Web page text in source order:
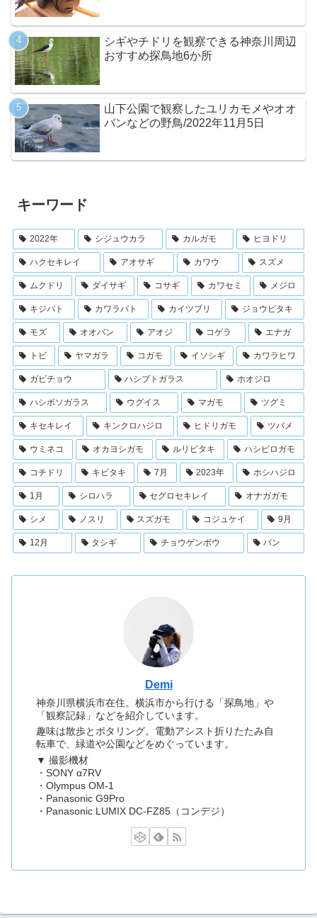
シギやチドリを観察できる神奈川周辺
おすすめ探鳥地6か所
山下公園で観察したユリカモメやオオ
バンなどの野鳥/2022年11月5日
キーワード
2022年 シジュウカラ カルガモ ヒヨドリ
ハクセキレイ アオサギ カワウ スズメ
ムクドリ ダイサギ コサギ カワセミ メジロ
キジバト カワラバト カイツブリ ジョウビタキ
モズ オオバン アオジ コゲラ エナガ
トビ ヤマガラ コガモ イソシギ カワラヒワ
ガビチョウ ハシブトガラス ホオジロ
ハシボソガラス ウグイス マガモ ツグミ
キセキレイ キンクロハジロ ヒドリガモ ツバメ
ウミネコ オカヨシガモ ルリビタキ ハシビロガモ
コチドリ キビタキ 7月 2023年 ホシハジロ
1月 シロハラ セグロセキレイ オナガガモ
シメ ノスリ スズガモ コジュケイ 9月
12月 タシギ チョウゲンボウ バン
Demi
神奈川県横浜市在住。横浜市から行ける「探鳥地」や
「観察記録」などを紹介しています。
趣味は散歩とポタリング。電動アシスト折りたたみ自
転車で、緑道や公園などをめぐっています。
▼ 撮影機材
・SONY α7RV
・Olympus OM-1
・Panasonic G9Pro
・Panasonic LUMIX DC-FZ85（コンデジ）